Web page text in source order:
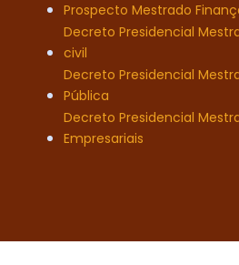
Prospecto Mestrado
Decreto Presidencial
civil
Decreto Presidencial
Pública
Decreto Presidencial
Empresariais